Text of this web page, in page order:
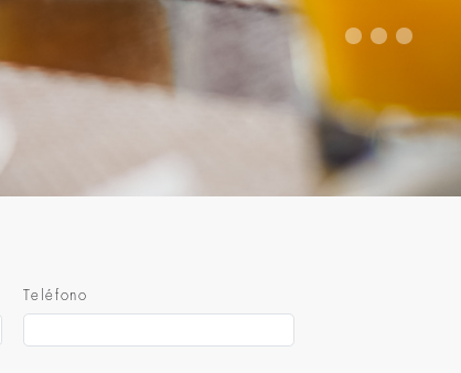
Teléfono